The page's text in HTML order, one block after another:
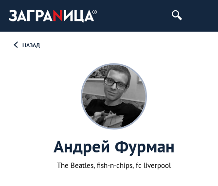
НАЗАД
Андрей Фурман
The Beatles, fish-n-chips, fc liverpool